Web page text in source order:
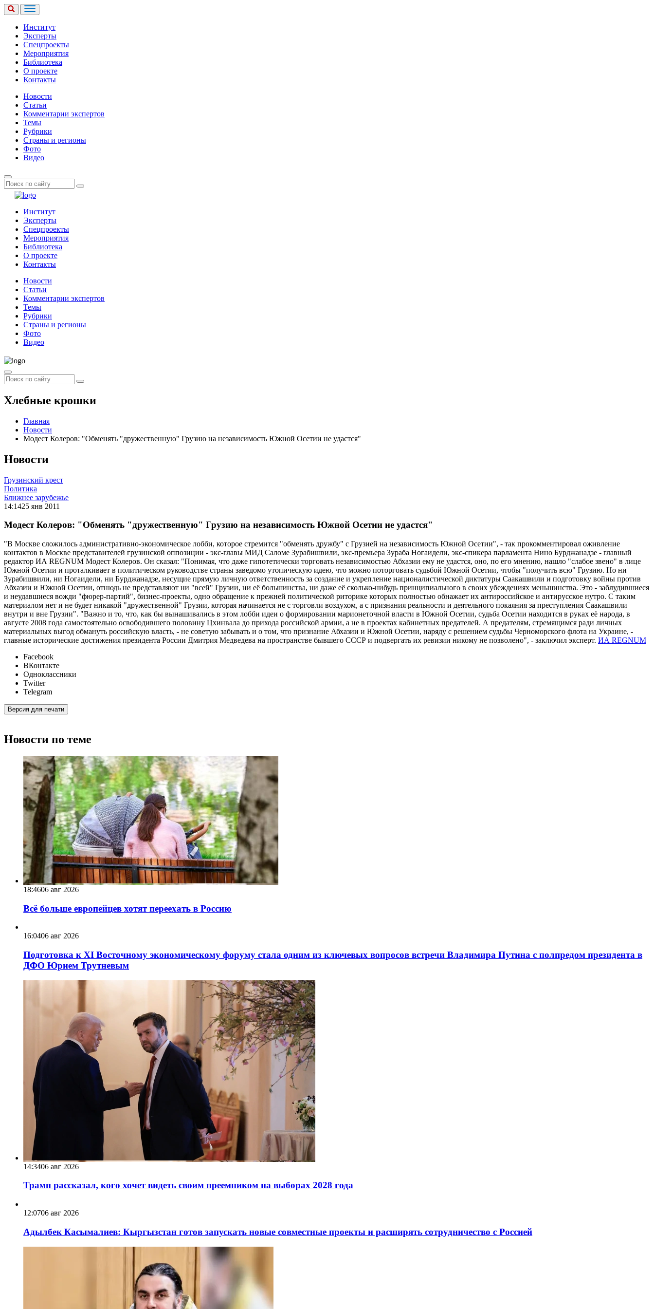
Институт
Эксперты
Спецпроекты
Мероприятия
Библиотека
О проекте
Контакты
Новости
Статьи
Комментарии экспертов
Темы
Рубрики
Страны и регионы
Фото
Видео
Институт
Эксперты
Спецпроекты
Мероприятия
Библиотека
О проекте
Контакты
Новости
Статьи
Комментарии экспертов
Темы
Рубрики
Страны и регионы
Фото
Видео
Хлебные крошки
Главная
Новости
Модест Колеров: "Обменять "дружественную" Грузию на независимость Южной Осетии не удастся"
Новости
Грузинский крест
Политика
Ближнее зарубежье
14:1425 янв 2011
Модест Колеров: "Обменять "дружественную" Грузию на независимость Южной Осетии не удастся"
"В Москве сложилось административно-экономическое лобби, которое стремится "обменять дружбу" с Грузией на независимость Южной Осетии", - так прокомментировал оживление
контактов в Москве представителей грузинской оппозиции - экс-главы МИД Саломе Зурабишвили, экс-премьера Зураба Ногаидели, экс-спикера парламента Нино Бурджанадзе - главный
редактор ИА REGNUM Модест Колеров. Он сказал: "Понимая, что даже гипотетически торговать независимостью Абхазии ему не удастся, оно, по его мнению, нашло "слабое звено" в лице
Южной Осетии и проталкивает в политическом руководстве страны заведомо утопическую идею, что можно поторговать судьбой Южной Осетии, чтобы "получить всю" Грузию. Но ни
Зурабишвили, ни Ногаидели, ни Бурджанадзе, несущие прямую личную ответственность за создание и укрепление националистической диктатуры Саакашвили и подготовку войны против
Абхазии и Южной Осетии, отнюдь не представляют ни "всей" Грузии, ни её большинства, ни даже её сколько-нибудь принципиального в своих убеждениях меньшинства. Это - заблудившиеся
и неудавшиеся вожди "фюрер-партий", бизнес-проекты, одно обращение к прежней политической риторике которых полностью обнажает их антироссийское и антирусское нутро. С таким
материалом нет и не будет никакой "дружественной" Грузии, которая начинается не с торговли воздухом, а с признания реальности и деятельного покаяния за преступления Саакашвили
внутри и вне Грузии". "Важно и то, что, как бы вынашивались в этом лобби идеи о формировании марионеточной власти в Южной Осетии, судьба Осетии находится в руках её народа, в
августе 2008 года самостоятельно освободившего половину Цхинвала до прихода российской армии, а не в проектах кабинетных предателей. А предателям, стремящимся ради личных
материальных выгод обмануть российскую власть, - не советую забывать и о том, что признание Абхазии и Южной Осетии, наряду с решением судьбы Черноморского флота на Украине, -
главные исторические достижения президента России Дмитрия Медведева на пространстве бывшего СССР и подвергать их ревизии никому не позволено", - заключил эксперт. ИА REGNUM
Facebook
ВКонтакте
Одноклассники
Twitter
Telegram
Версия для печати
Новости по теме
18:4606 авг 2026
Всё больше европейцев хотят переехать в Россию
16:0406 авг 2026
Подготовка к XI Восточному экономическому форуму стала одним из ключевых вопросов встречи Владимира Путина с полпредом президента в
ДФО Юрием Трутневым
14:3406 авг 2026
Трамп рассказал, кого хочет видеть своим преемником на выборах 2028 года
12:0706 авг 2026
Адылбек Касымалиев: Кыргызстан готов запускать новые совместные проекты и расширять сотрудничество с Россией